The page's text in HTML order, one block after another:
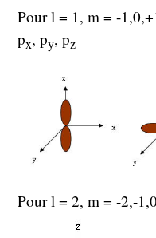
Pour l = 1, m = -
px, py, pz
Pour l = 2, m = -2,-